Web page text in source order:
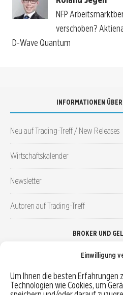
Einwilligung
Um Ihnen die besten Erfahrungen
Technologien wie Cookies, um
NFP
verschoben?
D-Wave Quantum
INFORMATIONEN
Neu auf Trading-Treff / New Releases
Wirtschaftskalender
Newsletter
Autoren auf Trading-Treff
BROKER UND
Robo-Advisor vergleichen